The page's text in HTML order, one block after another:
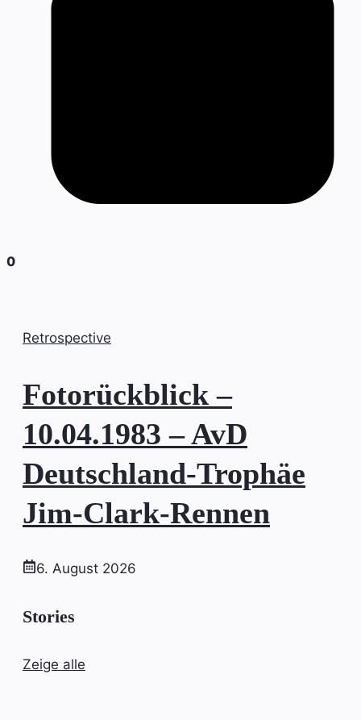
0
Retrospective
Fotorückblick –
10.04.1983 – AvD
Deutschland-Trophäe
Jim-Clark-Rennen
6. August 2026
Stories
Zeige alle